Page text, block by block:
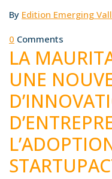
By Edition Emerging
0 Comments
LA
UNE